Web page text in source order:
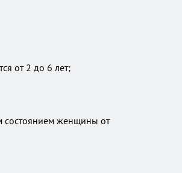
от 2 до 6 лет;
состоянием женщины от